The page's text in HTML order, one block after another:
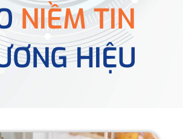
NIỀM TIN
HIỆU